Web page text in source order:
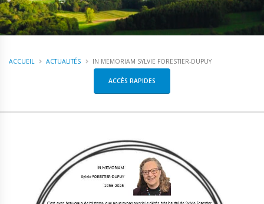
ACCUEIL ACTUALITÉS IN MEMORIAM SYLVIE FORESTIER-DUPUY
ACCÈS RAPIDES